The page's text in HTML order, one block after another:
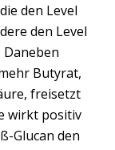
den Level
den Level
Butyrat,
freisetzt
wirkt positiv
Glucan den